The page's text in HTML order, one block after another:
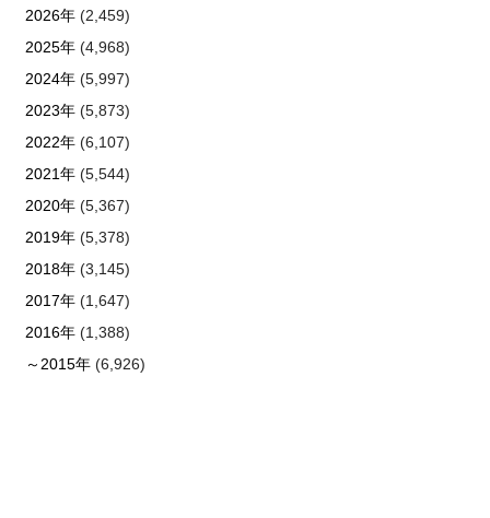
2026年(2,459)
2025年(4,968)
2024年(5,997)
2023年(5,873)
2022年(6,107)
2021年(5,544)
2020年(5,367)
2019年(5,378)
2018年(3,145)
2017年(1,647)
2016年(1,388)
～2015年(6,926)